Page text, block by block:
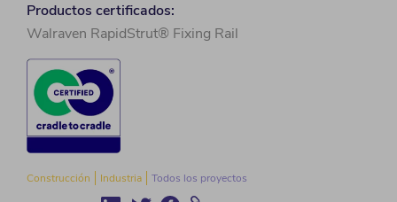
Productos certificados:
Walraven RapidStrut® Fixing Rail
Construcción Industria Todos los proyectos